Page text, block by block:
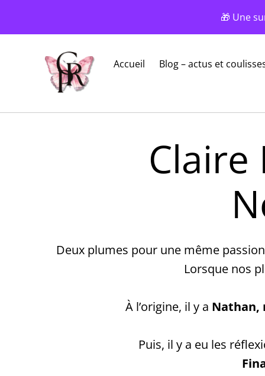
🎁 Une
Accueil Blog – actus et
Claire
Deux plumes pour une même
Lorsque nos
À l’origine, il y a Nathan,
Puis, il y a eu les